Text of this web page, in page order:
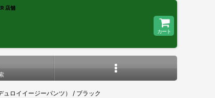
店舗
カート
ュロイイージーパンツ） / ブラック